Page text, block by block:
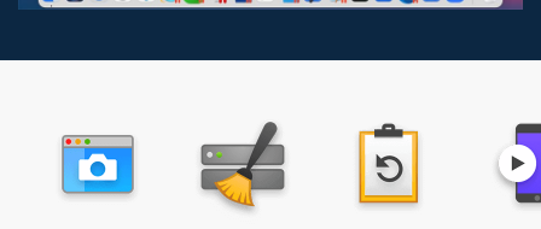
macOS und Windows
Laufwerk bereinigen
macOS und Windows